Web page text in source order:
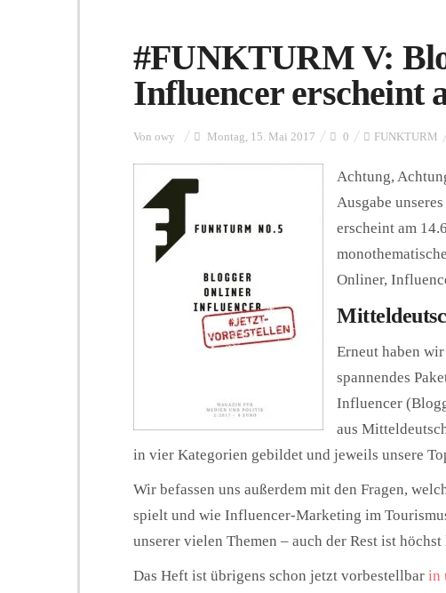
#FUNKTURM V:
Influencer erscheint
Von owy Montag, 15. Mai 2017 0 FUNKTURM
Achtung,
Ausgabe
erscheint am
Onliner,
Erneut haben
spannendes
Influencer
aus
in vier Kategorien gebildet und jeweils unsere
Wir befassen uns außerdem mit den Fragen,
spielt und wie Influencer-Marketing im
unserer vielen Themen – auch der Rest ist höchst
Das Heft ist übrigens schon jetzt vorbestellbar in